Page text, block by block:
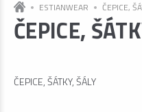
ESTIANWEAR ČEPICE,
ČEPICE,
ČEPICE, ŠÁTKY, ŠÁLY